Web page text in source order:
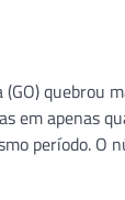
quebrou
em apenas
período. O